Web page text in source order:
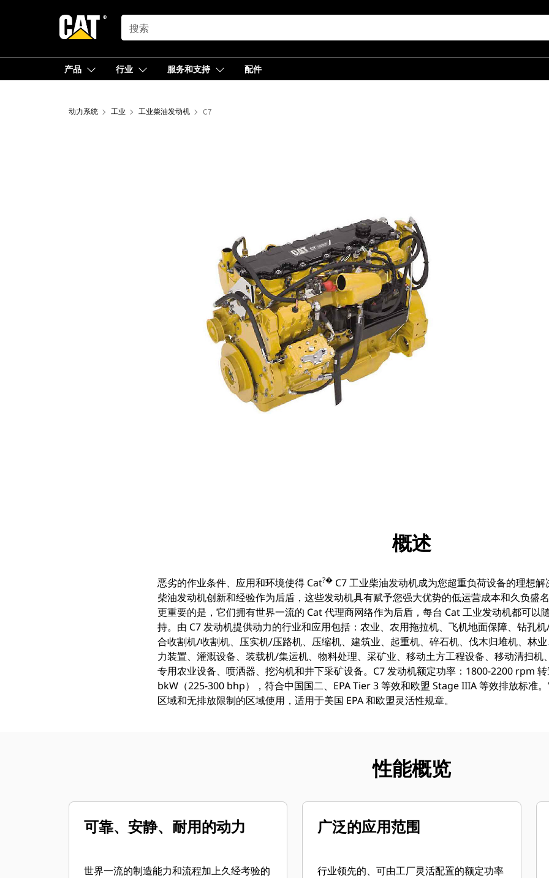
SEARCH
产品 行业 服务和支持 配件
动力系统 工业 工业柴油发动机 C7
展示
概述
恶劣的作业条件、应用和环境使得 Cat?� C7 工业柴油发动机成为您超重负荷设备的理想
柴油发动机创新和经验作为后盾，这些发动机具有赋予您强大优势的低运营成本和久负盛
更重要的是，它们拥有世界一流的 Cat 代理商网络作为后盾，每台 Cat 工业发动机都可以
持。由 C7 发动机提供动力的行业和应用包括：农业、农用拖拉机、飞机地面保障、钻孔
合收割机/收割机、压实机/压路机、压缩机、建筑业、起重机、碎石机、伐木归堆机、林
力装置、灌溉设备、装载机/集运机、物料处理、采矿业、移动土方工程设备、移动清扫机
专用农业设备、喷洒器、挖沟机和井下采矿设备。C7 发动机额定功率：1800-2200 rpm
bkW（225-300 bhp），符合中国国二、EPA Tier 3 等效和欧盟 Stage IIIA 等效排放标准
区域和无排放限制的区域使用，适用于美国 EPA 和欧盟灵活性规章。
性能概览
可靠、安静、耐用的动力
世界一流的制造能力和流程加上久经考验的
广泛的应用范围
行业领先的、可由工厂灵活配置的额定功率